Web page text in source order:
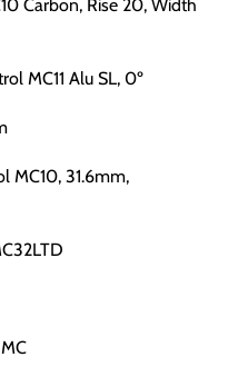
Carbon, Rise 20, Width
MC11 Alu SL, 0º
MC10, 31.6mm,